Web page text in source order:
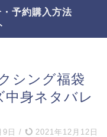
予約購入方法
シング福袋
身ネタバレ
日 / 2021年12月12日